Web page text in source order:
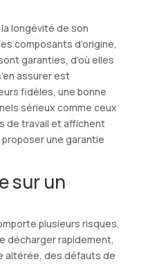
longévité de son
composants d’origine,
garanties, d’où elles
assurer est
fidèles, une bonne
sérieux comme ceux
de travail et affichent
une garantie
sur un
plusieurs risques.
décharger rapidement,
altérée, des défauts de